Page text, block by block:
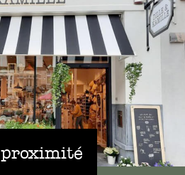
proximité